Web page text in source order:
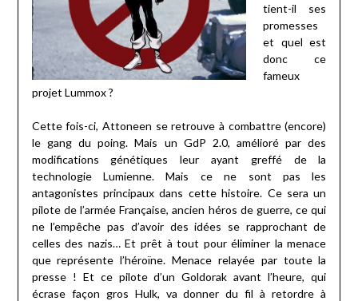
tient-il ses
promesses
et quel est
donc ce
fameux
projet Lummox ?
Cette fois-ci, Attoneen se retrouve à combattre (encore)
le gang du poing. Mais un GdP 2.0, amélioré par des
modifications génétiques leur ayant greffé de la
technologie Lumienne. Mais ce ne sont pas les
antagonistes principaux dans cette histoire. Ce sera un
pilote de l’armée Française, ancien héros de guerre, ce qui
ne l’empêche pas d’avoir des idées se rapprochant de
celles des nazis… Et prêt à tout pour éliminer la menace
que représente l’héroïne. Menace relayée par toute la
presse ! Et ce pilote d’un Goldorak avant l’heure, qui
écrase façon gros Hulk, va donner du fil à retordre à